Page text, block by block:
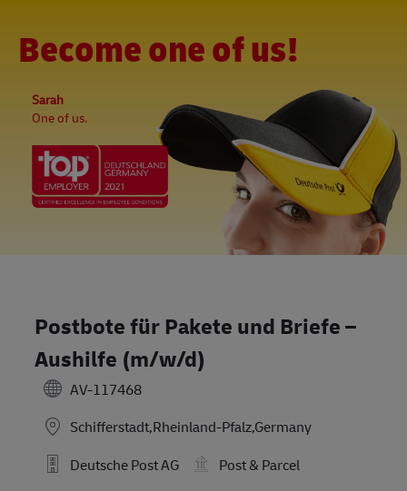
Become one of us!
Sarah
One of us.
Postbote für Pakete und Briefe –
Aushilfe (m/w/d)
AV-117468
Schifferstadt,Rheinland-Pfalz,Germany
Deutsche Post AG
Post & Parcel